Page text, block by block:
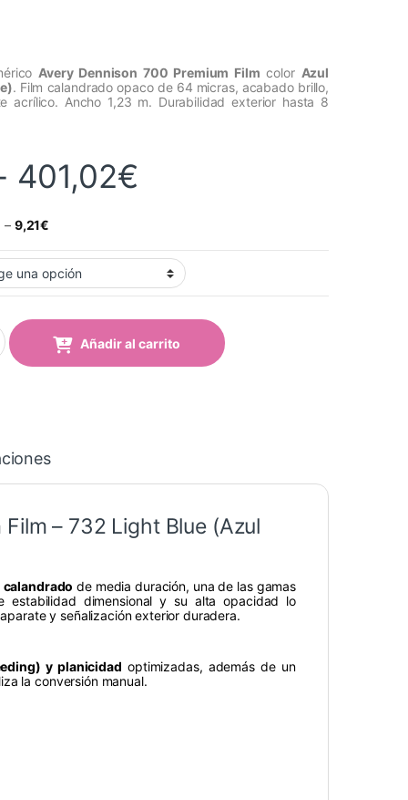
Avery Dennison 700 Premium Film color Azul
. Film calandrado opaco de 64 micras, acabado brillo,
acrílico. Ancho 1,23 m. Durabilidad exterior hasta 8
401,02€
– 9,21€
Claro (732 Light Blue) quantity
Añadir al carrito
– 732 Light Blue (Azul
de media duración, una de las gamas
estabilidad dimensional y su alta opacidad lo
y señalización exterior duradera.
y planicidad optimizadas, además de un
la conversión manual.